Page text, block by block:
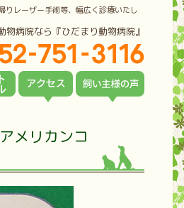
りレーザー手術等、幅広く診療いたし
物病院なら『ひだまり動物病院』
メリカンコ